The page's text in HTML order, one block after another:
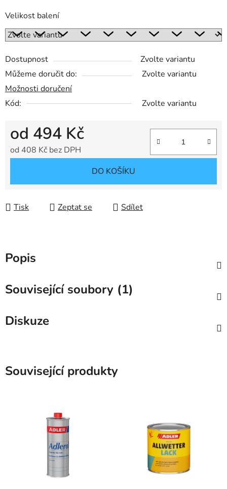
Velikost balení
Dostupnost
Zvolte variantu
Můžeme doručit do:
Zvolte variantu
Možnosti doručení
Kód:
Zvolte variantu
od 494 Kč
od 408 Kč bez DPH
DO KOŠÍKU
Tisk Zeptat se Sdílet
Popis
Související soubory (1)
Diskuze
Související produkty